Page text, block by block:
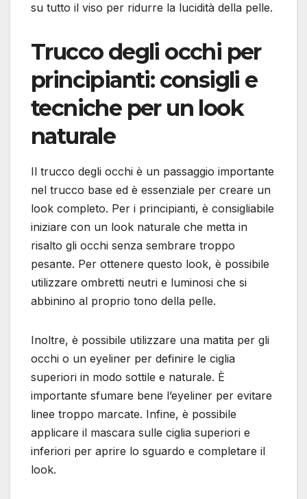
su tutto il viso per ridurre la lucidità della pelle.
Trucco degli occhi per
principianti: consigli e
tecniche per un look
naturale
Il trucco degli occhi è un passaggio importante
nel trucco base ed è essenziale per creare un
look completo. Per i principianti, è consigliabile
iniziare con un look naturale che metta in
risalto gli occhi senza sembrare troppo
pesante. Per ottenere questo look, è possibile
utilizzare ombretti neutri e luminosi che si
abbinino al proprio tono della pelle.
Inoltre, è possibile utilizzare una matita per gli
occhi o un eyeliner per definire le ciglia
superiori in modo sottile e naturale. È
importante sfumare bene l’eyeliner per evitare
linee troppo marcate. Infine, è possibile
applicare il mascara sulle ciglia superiori e
inferiori per aprire lo sguardo e completare il
look.